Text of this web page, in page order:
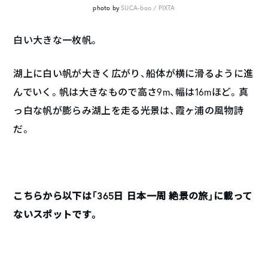
photo bySUCA-boo / PIXTA
白い大きな一枚帆。
湖上に白い帆が大きく広がり、船体が横に滑るように進
んでいく。帆は大きなもので高さ9m、幅は16mほど。真
っ白な帆が膨らみ湖上を走る光景は、霞ヶ浦の風物詩
だ。
こちらから以下は「365日 日本一周 絶景の旅」に載って
ないスポットです。